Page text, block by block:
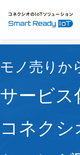
モノ売りか
サービス
コネク